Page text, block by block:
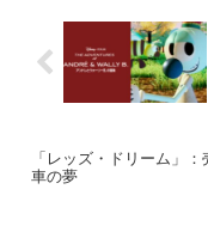
「レッズ・ドリーム」
車の夢